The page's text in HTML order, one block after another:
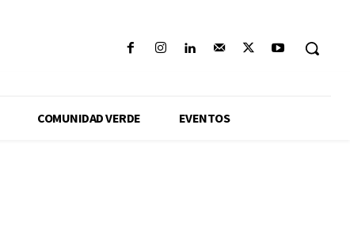
COMUNIDAD VERDE EVENTOS